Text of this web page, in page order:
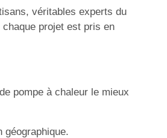
véritables experts du
projet est pris en
pompe à chaleur le mieux
géographique.